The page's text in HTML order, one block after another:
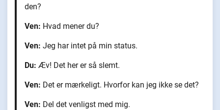
den?
Ven: Hvad mener du?
Ven: Jeg har intet på min status.
Du: Æv! Det her er så slemt.
Ven: Det er mærkeligt. Hvorfor kan jeg ikke se det?
Ven: Del det venligst med mig.